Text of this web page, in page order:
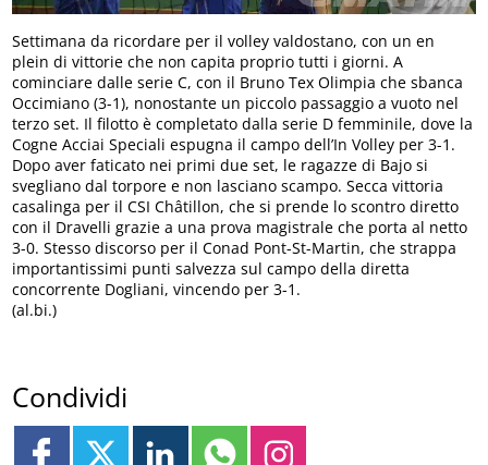
Settimana da ricordare per il volley valdostano, con un en
plein di vittorie che non capita proprio tutti i giorni. A
cominciare dalle serie C, con il Bruno Tex Olimpia che sbanca
Occimiano (3-1), nonostante un piccolo passaggio a vuoto nel
terzo set. Il filotto è completato dalla serie D femminile, dove la
Cogne Acciai Speciali espugna il campo dell’In Volley per 3-1.
Dopo aver faticato nei primi due set, le ragazze di Bajo si
svegliano dal torpore e non lasciano scampo. Secca vittoria
casalinga per il CSI Châtillon, che si prende lo scontro diretto
con il Dravelli grazie a una prova magistrale che porta al netto
3-0. Stesso discorso per il Conad Pont-St-Martin, che strappa
importantissimi punti salvezza sul campo della diretta
concorrente Dogliani, vincendo per 3-1.
(al.bi.)
Condividi